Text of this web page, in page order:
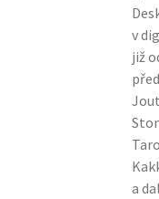
v
již
a